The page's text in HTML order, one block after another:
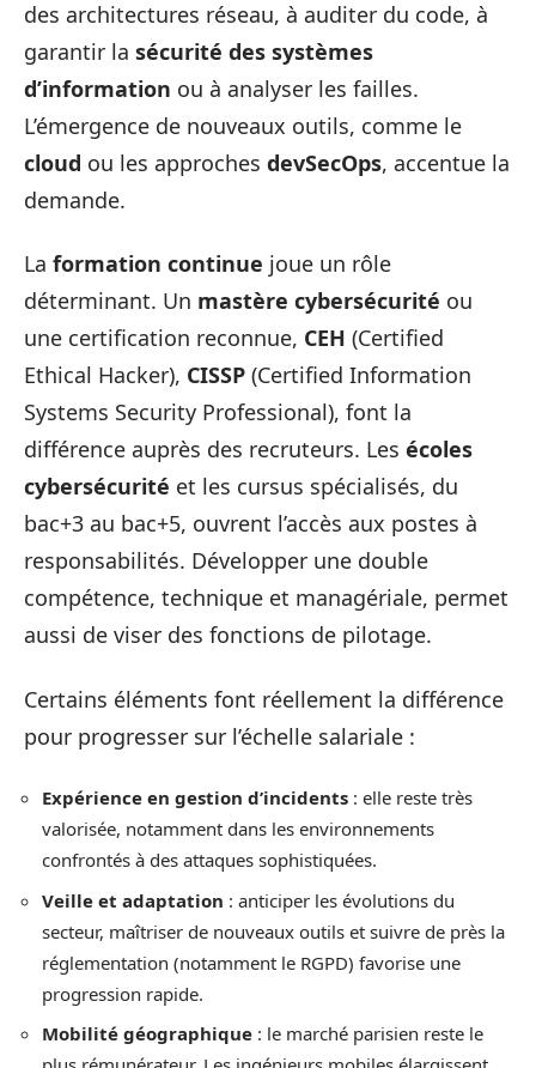
des architectures réseau, à auditer du code, à
garantir la sécurité des systèmes
d’information ou à analyser les failles.
L’émergence de nouveaux outils, comme le
cloud ou les approches devSecOps, accentue la
demande.
La formation continue joue un rôle
déterminant. Un mastère cybersécurité ou
une certification reconnue, CEH (Certified
Ethical Hacker), CISSP (Certified Information
Systems Security Professional), font la
différence auprès des recruteurs. Les écoles
cybersécurité et les cursus spécialisés, du
bac+3 au bac+5, ouvrent l’accès aux postes à
responsabilités. Développer une double
compétence, technique et managériale, permet
aussi de viser des fonctions de pilotage.
Certains éléments font réellement la différence
pour progresser sur l’échelle salariale :
Expérience en gestion d’incidents : elle reste très
valorisée, notamment dans les environnements
confrontés à des attaques sophistiquées.
Veille et adaptation : anticiper les évolutions du
secteur, maîtriser de nouveaux outils et suivre de près la
réglementation (notamment le RGPD) favorise une
progression rapide.
Mobilité géographique : le marché parisien reste le